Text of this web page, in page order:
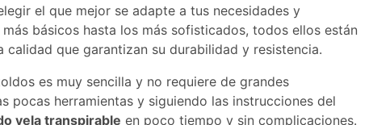
el que mejor se adapte a tus necesidades y
básicos hasta los más sofisticados, todos ellos están
que garantizan su durabilidad y resistencia.
es muy sencilla y no requiere de grandes
pocas herramientas y siguiendo las instrucciones del
vela transpirable en poco tiempo y sin complicaciones.